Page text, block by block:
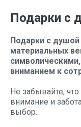
Подарки с
Подарки с
материальных
вниманием к
Не забывайте,
внимание и
выбор.